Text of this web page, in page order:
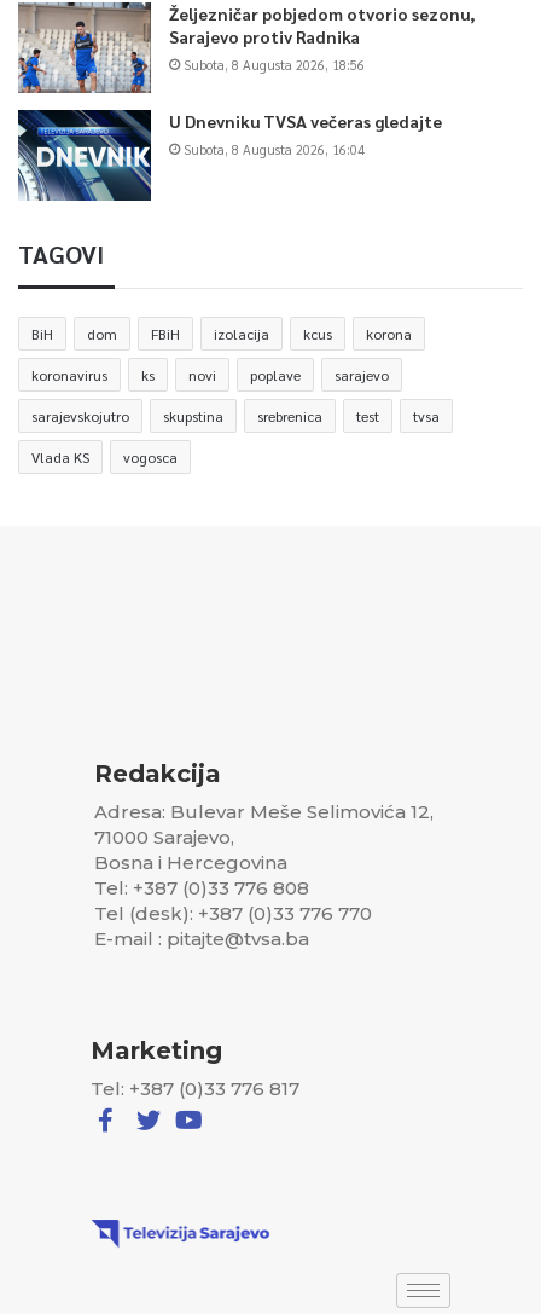
Željezničar pobjedom otvorio sezonu,
Sarajevo protiv Radnika
Subota, 8 Augusta 2026, 18:56
U Dnevniku TVSA večeras gledajte
Subota, 8 Augusta 2026, 16:04
TAGOVI
BiH dom FBiH izolacija kcus korona
koronavirus ks novi poplave sarajevo
sarajevskojutro skupstina srebrenica test tvsa
Vlada KS vogosca
Redakcija
Adresa: Bulevar Meše Selimovića 12,
71000 Sarajevo,
Bosna i Hercegovina
Tel: +387 (0)33 776 808
Tel (desk): +387 (0)33 776 770
E-mail : pitajte@tvsa.ba
Marketing
Tel: +387 (0)33 776 817